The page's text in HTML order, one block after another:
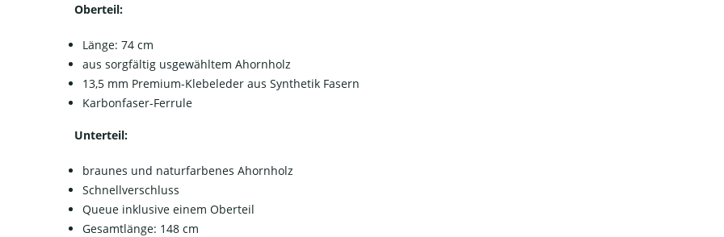
Oberteil:
Länge: 74 cm
aus sorgfältig usgewähltem Ahornholz
13,5 mm Premium-Klebeleder aus Synthetik Fasern
Karbonfaser-Ferrule
Unterteil:
braunes und naturfarbenes Ahornholz
Schnellverschluss
Queue inklusive einem Oberteil
Gesamtlänge: 148 cm